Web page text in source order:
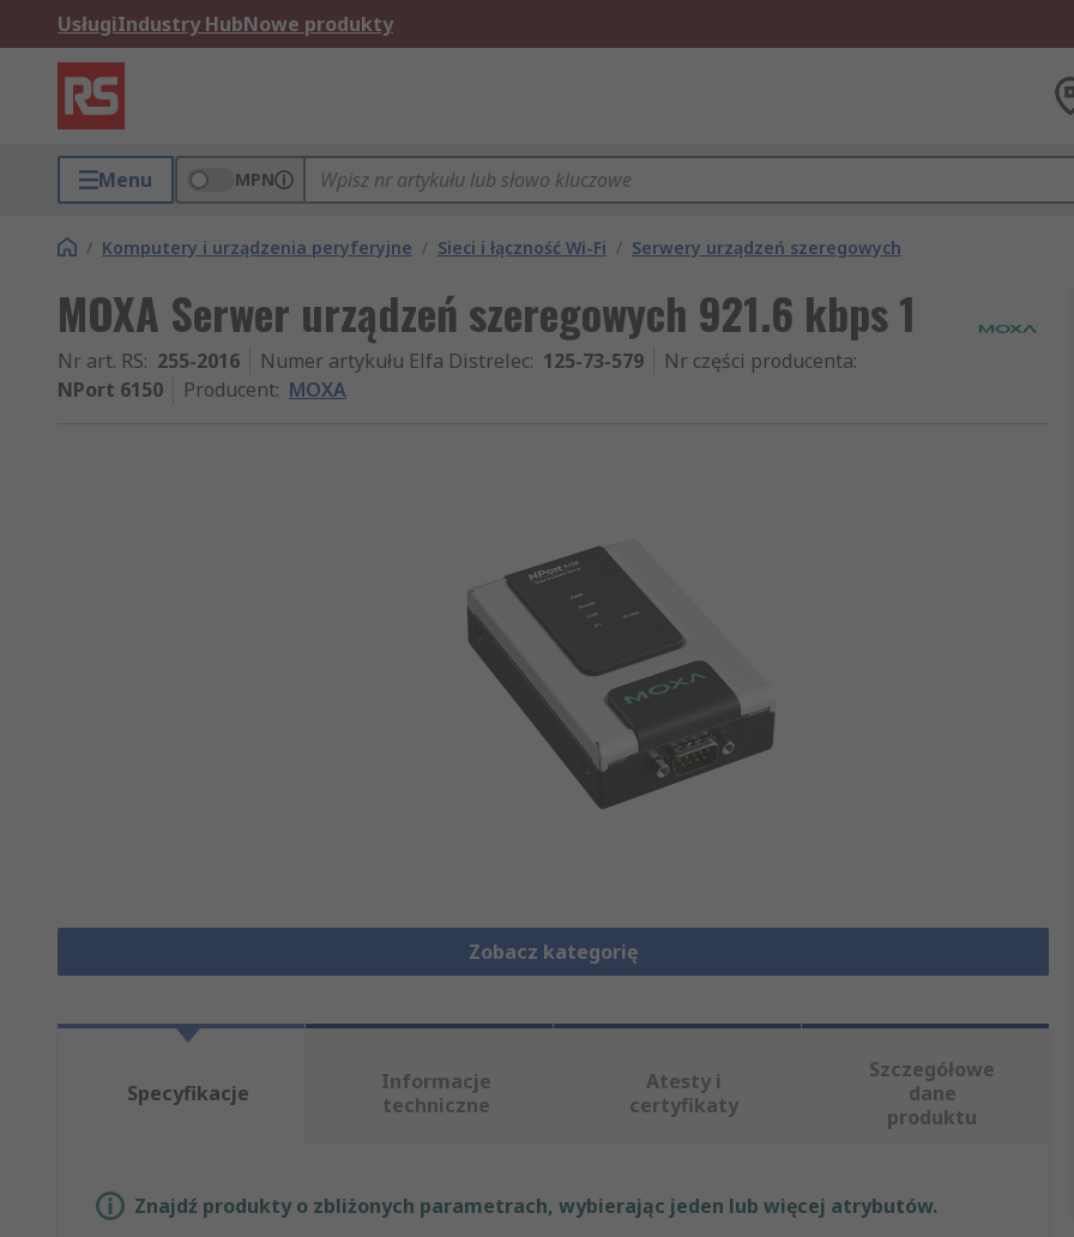
UsługiIndustry HubNowe produkty
Menu MPN
/ Komputery i urządzenia peryferyjne / Sieci i łączność Wi-Fi / Serwery urządzeń szeregowych
MOXA Serwer urządzeń szeregowych 921.6 kbps 1
Nr art. RS: 255-2016 Numer artykułu Elfa Distrelec: 125-73-579 Nr części producenta:
NPort 6150
Producent: MOXA
Zobacz kategorię
Specyfikacje
Informacje
techniczne
Atesty i
certyfikaty
Szczegółowe
dane
produktu
Znajdź produkty o zbliżonych parametrach, wybierając jeden lub więcej atrybutów.